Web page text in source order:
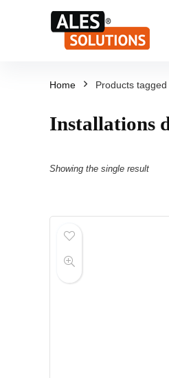
Home Products tagged
Installations
Showing the single result